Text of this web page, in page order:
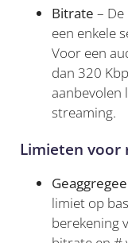
Bitrate –
een enkele
Voor een
dan 320
aanbevolen
streaming.
Limieten voor
limiet op
berekening